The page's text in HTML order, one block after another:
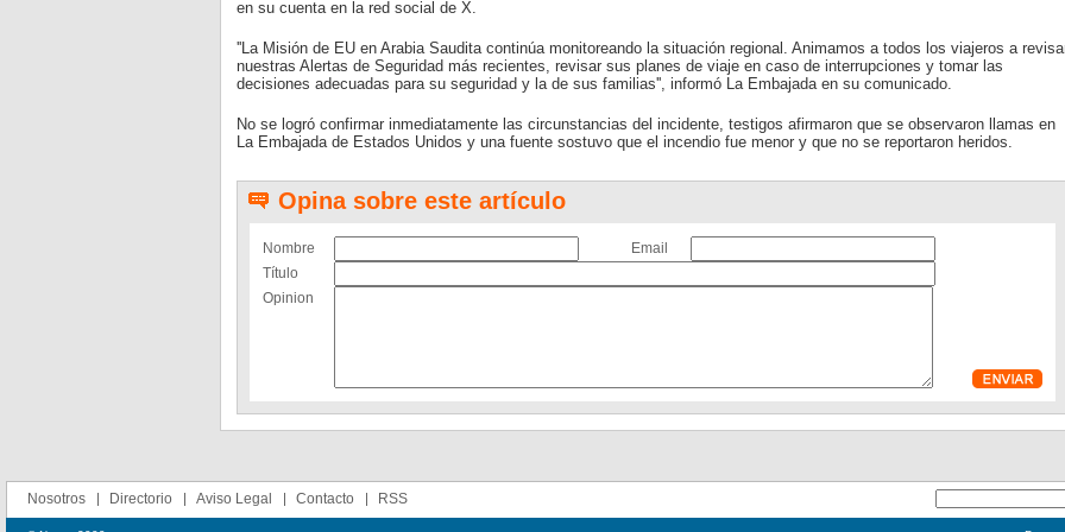
en su cuenta en la red social de X.
''La Misión de EU en Arabia Saudita continúa monitoreando la situación regional. Animamos a todos los viajeros a
nuestras Alertas de Seguridad más recientes, revisar sus planes de viaje en caso de interrupciones y tomar las
decisiones adecuadas para su seguridad y la de sus familias'', informó La Embajada en su comunicado.
No se logró confirmar inmediatamente las circunstancias del incidente, testigos afirmaron que se observaron llamas en
La Embajada de Estados Unidos y una fuente sostuvo que el incendio fue menor y que no se reportaron heridos.
Opina sobre este artículo
Nombre
Email
Título
Opinion
Nosotros Directorio Aviso Legal Contacto RSS